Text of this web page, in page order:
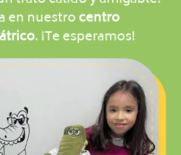
en nuestrocentro
. ¡Te esperamos!